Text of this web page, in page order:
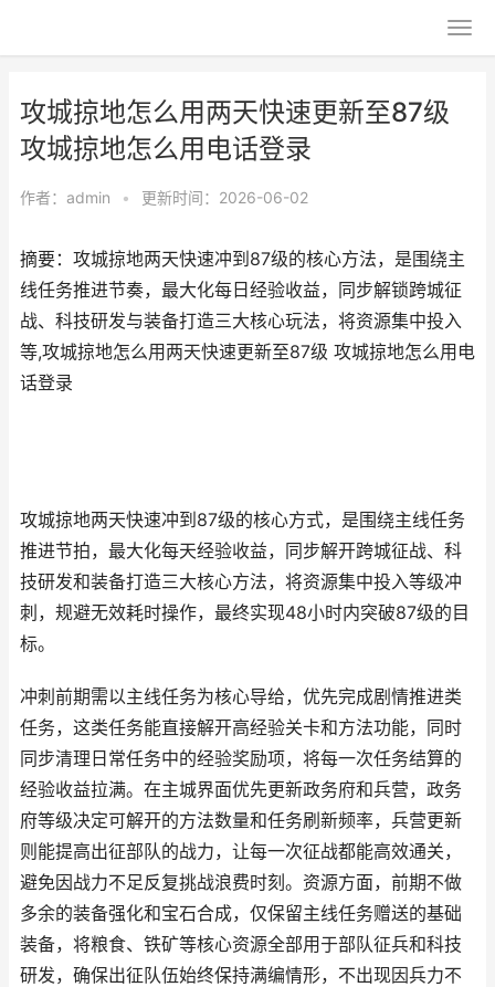
攻城掠地怎么用两天快速更新至87级
攻城掠地怎么用电话登录
作者： admin • 更新时间：2026-06-02
摘要：攻城掠地两天快速冲到87级的核心方法，是围绕主
线任务推进节奏，最大化每日经验收益，同步解锁跨城征
战、科技研发与装备打造三大核心玩法，将资源集中投入
等,攻城掠地怎么用两天快速更新至87级 攻城掠地怎么用电
话登录
攻城掠地两天快速冲到87级的核心方式，是围绕主线任务
推进节拍，最大化每天经验收益，同步解开跨城征战、科
技研发和装备打造三大核心方法，将资源集中投入等级冲
刺，规避无效耗时操作，最终实现48小时内突破87级的目
标。
冲刺前期需以主线任务为核心导给，优先完成剧情推进类
任务，这类任务能直接解开高经验关卡和方法功能，同时
同步清理日常任务中的经验奖励项，将每一次任务结算的
经验收益拉满。在主城界面优先更新政务府和兵营，政务
府等级决定可解开的方法数量和任务刷新频率，兵营更新
则能提高出征部队的战力，让每一次征战都能高效通关，
避免因战力不足反复挑战浪费时刻。资源方面，前期不做
多余的装备强化和宝石合成，仅保留主线任务赠送的基础
装备，将粮食、铁矿等核心资源全部用于部队征兵和科技
研发，确保出征队伍始终保持满编情形，不出现因兵力不